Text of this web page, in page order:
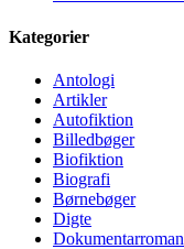
Kategorier
Antologi
Artikler
Autofiktion
Billedbøger
Biofiktion
Biografi
Børnebøger
Digte
Dokumentarroman